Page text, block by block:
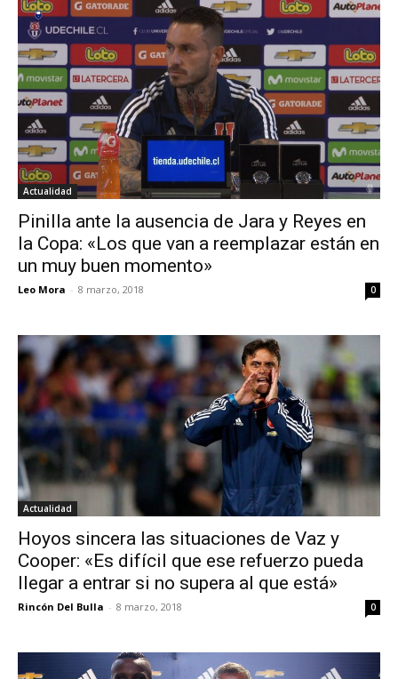
Actualidad
Pinilla ante la ausencia de Jara y Reyes en
la Copa: «Los que van a reemplazar están en
un muy buen momento»
Leo Mora - 8 marzo, 2018 0
Actualidad
Hoyos sincera las situaciones de Vaz y
Cooper: «Es difícil que ese refuerzo pueda
llegar a entrar si no supera al que está»
Rincón Del Bulla - 8 marzo, 2018 0